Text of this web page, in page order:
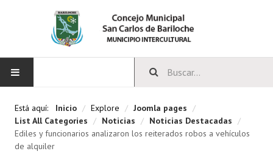
CONCEJO
Está aquí: Inicio / Explore / Joomla pages /
List All Categories / Noticias / Noticias Destacadas /
Ediles y funcionarios analizaron los reiterados robos a vehículos
de alquiler